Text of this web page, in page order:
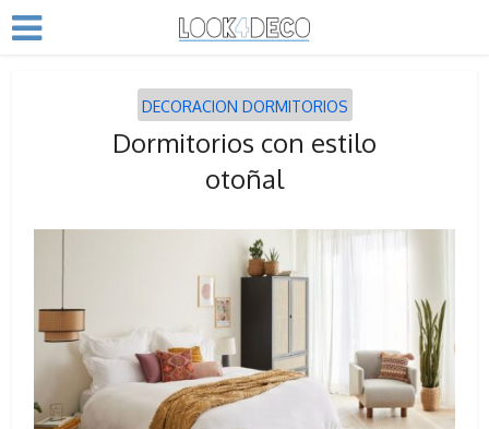
DECORACION DORMITORIOS
Dormitorios con estilo
otoñal